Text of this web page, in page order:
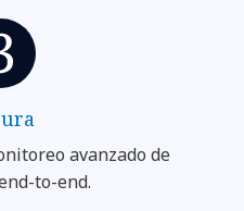
avanzado de
to-end.